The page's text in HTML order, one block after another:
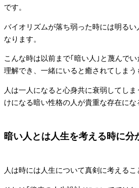
です。
バイオリズムが落ち弱った時には明るい
なります。
こんな時は以前まで｢暗い人｣と蔑んで
理解でき、一緒にいると癒されてしまう
人は一人になると心身共に衰弱してし
けになる暗い性格の人が貴重な存在にな
暗い人とは人生を考える時に分
人は時には人生について真剣に考えるこ